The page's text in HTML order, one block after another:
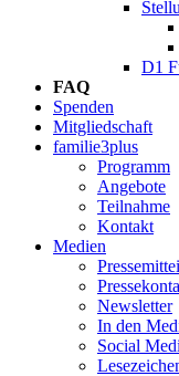
D1
FAQ
Spenden
Mitgliedschaft
familie3plus
Programm
Angebote
Teilnahme
Kontakt
Medien
Newsletter
In den
Social